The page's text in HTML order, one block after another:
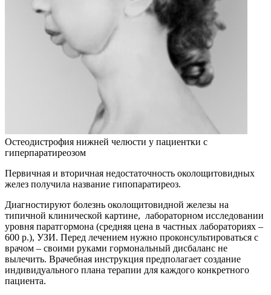
Остеодистрофия нижней челюсти у пациентки с
гиперпаратиреозом
Первичная и вторичная недостаточность околощитовидных
желез получила название гипопаратиреоз.
Диагностируют болезнь околощитовидной железы на
типичной клинической картине, лабораторном исследовании
уровня паратгормона (средняя цена в частных лабораториях –
600 р.), УЗИ. Перед лечением нужно проконсультироваться с
врачом – своими руками гормональный дисбаланс не
вылечить. Врачебная инструкция предполагает создание
индивидуального плана терапии для каждого конкретного
пациента.